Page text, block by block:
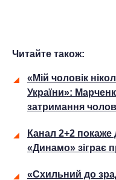
Читайте також:
«Мій чоловік
України»:
затримання
Канал 2+2
«Динамо» зіграє
«Схильний до